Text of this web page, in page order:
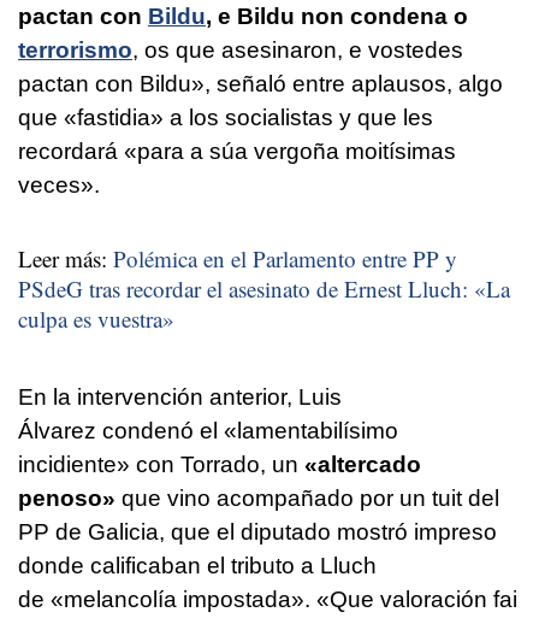
pactan con Bildu, e Bildu non condena o
terrorismo, os que asesinaron, e vostedes
pactan con Bildu», señaló entre aplausos, algo
que «fastidia» a los socialistas y que les
recordará «para a súa vergoña moitísimas
veces».
Leer más: Polémica en el Parlamento entre PP y
PSdeG tras recordar el asesinato de Ernest Lluch: «La
culpa es vuestra»
En la intervención anterior, Luis
Álvarez condenó el « lamentabilísimo
incidiente» con Torrado, un «altercado
penoso» que vino acompañado por un tuit del
PP de Galicia, que el diputado mostró impreso
donde calificaban el tributo a Lluch
de «melancolía impostada». «Que valoración fai